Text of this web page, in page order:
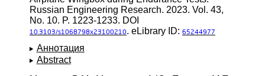
Russian Engineering Research. 2023. Vol. 43,
No. 10. P. 1223-1233. DOI
10.3103/s1068798x23100210. eLibrary ID: 65244977
Аннотация
Abstract